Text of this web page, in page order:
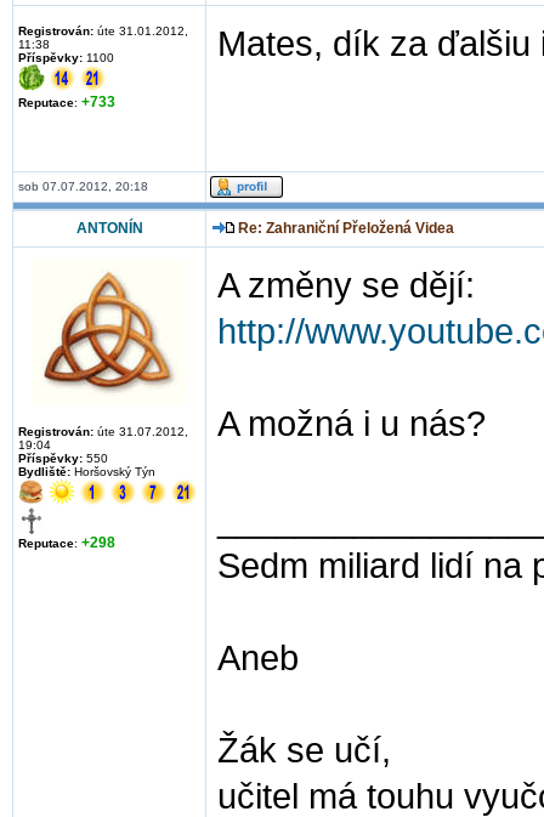
Registrován: úte 31.01.2012,
11:38
Příspěvky: 1100
Reputace: +733
Mates, dík za
sob 07.07.2012, 20:18
ANTONÍN Re: Zahraniční Přeložená Videa
Registrován: úte 31.07.2012,
19:04
Příspěvky: 550
Bydliště: Horšovský Týn
Reputace: +298
A změny se dějí:
http://
A možná i u nás?
Sedm miliard lidí na
Aneb
Žák se učí,
učitel má touhu